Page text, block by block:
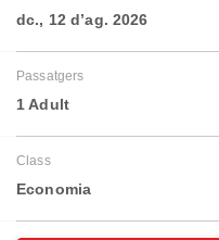
dc., 12 d’ag. 2026
Passatgers
1 Adult
Class
Economia